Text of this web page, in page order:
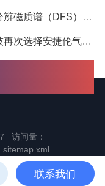
客户实现痕量污染物超灵敏分析
8890-5977B 为新材料研发做准备
访问量：
sitemap.xml
公司版权所有
联系我们